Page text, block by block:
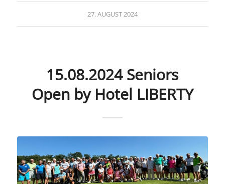
27. AUGUST 2024
15.08.2024 Seniors
Open by Hotel LIBERTY